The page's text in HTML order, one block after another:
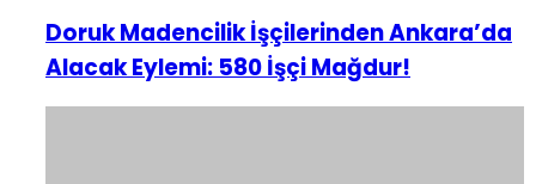
Doruk Madencilik İşçilerinden Ankara’da
Alacak Eylemi: 580 İşçi Mağdur!